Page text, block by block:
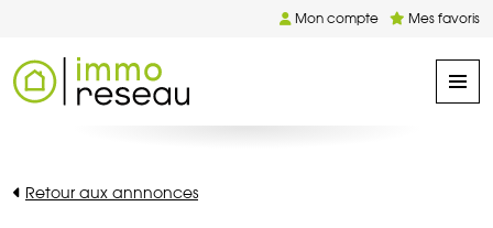
Mon compte Mes favoris
Retour aux annnonces